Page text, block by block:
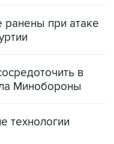
ранены при атаке
в
Минобороны
технологии